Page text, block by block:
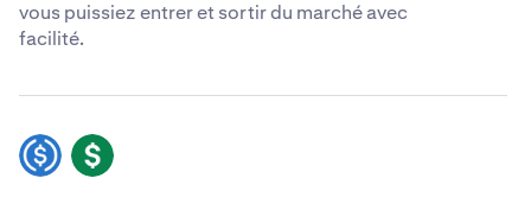
vous puissiez entrer et sortir du marché avec
facilité.
USDC USD